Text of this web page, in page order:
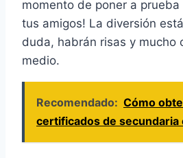
momento de poner a
tus amigos! La diversión
duda, habrán risas y mucho
medio.
Recomendado: Cómo
certificados de secundaria